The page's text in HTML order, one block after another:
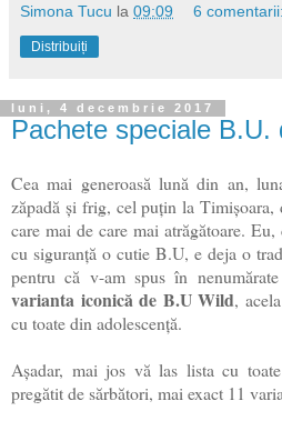
Simona Tucu la 09:09 6 comentarii:
Distribuiți
luni, 4 decembrie 2017
Pachete speciale B.U.
Cea mai generoasă lună din an,
zăpadă și frig, cel puțin la Timișoara,
care mai de care mai atrăgătoare.
cu siguranță o cutie B.U, e deja o
pentru că v-am spus în
varianta iconică de B.U Wild,
cu toate din adolescență.
Așadar, mai jos vă las lista cu
pregătit de sărbători, mai exact 11